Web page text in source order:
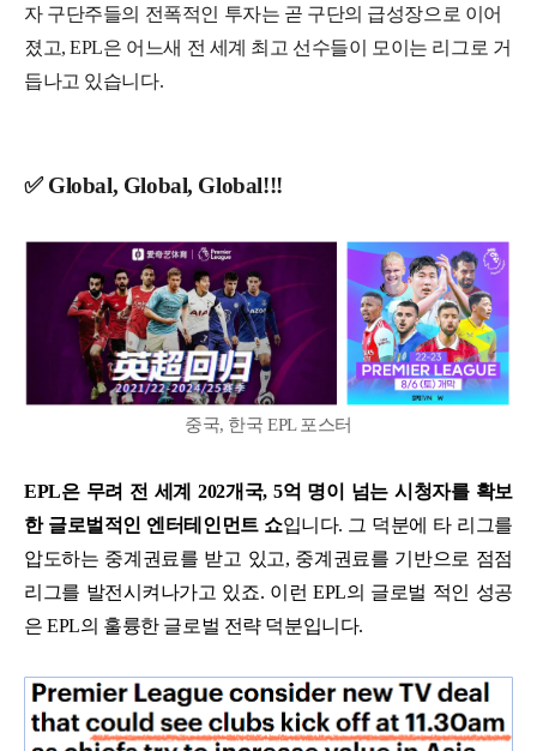
자 구단주들의 전폭적인 투자는 곧 구단의 급성장으로 이어
졌고, EPL은 어느새 전 세계 최고 선수들이 모이는 리그로 거
듭나고 있습니다.
✅ Global, Global, Global!!!
중국, 한국 EPL 포스터
EPL은 무려 전 세계 202개국, 5억 명이 넘는 시청자를 확보
한 글로벌적인 엔터테인먼트 쇼입니다. 그 덕분에 타 리그를
압도하는 중계권료를 받고 있고, 중계권료를 기반으로 점점
리그를 발전시켜나가고 있죠. 이런 EPL의 글로벌 적인 성공
은 EPL의 훌륭한 글로벌 전략 덕분입니다.